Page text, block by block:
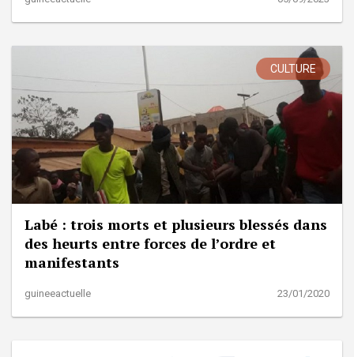
CULTURE
Labé : trois morts et plusieurs blessés dans
des heurts entre forces de l’ordre et
manifestants
guineeactuelle 23/01/2020